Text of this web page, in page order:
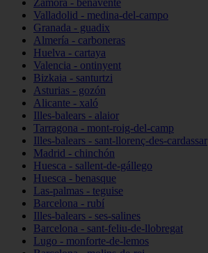
Zamora - benavente
Valladolid - medina-del-campo
Granada - guadix
Almería - carboneras
Huelva - cartaya
Valencia - ontinyent
Bizkaia - santurtzi
Asturias - gozón
Alicante - xaló
Illes-balears - alaior
Tarragona - mont-roig-del-camp
Illes-balears - sant-llorenç-des-cardassar
Madrid - chinchón
Huesca - sallent-de-gállego
Huesca - benasque
Las-palmas - teguise
Barcelona - rubí
Illes-balears - ses-salines
Barcelona - sant-feliu-de-llobregat
Lugo - monforte-de-lemos